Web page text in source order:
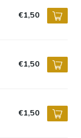
€1,50
€1,50
€1,50